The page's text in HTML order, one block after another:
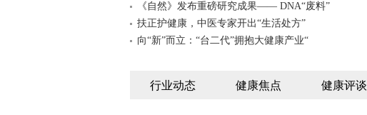
《自然》发布重磅研究成果—— DNA“废料”
扶正护健康，中医专家开出“生活处方”
向“新”而立：“台二代”拥抱大健康产业“
行业动态 健康焦点 健康评谈